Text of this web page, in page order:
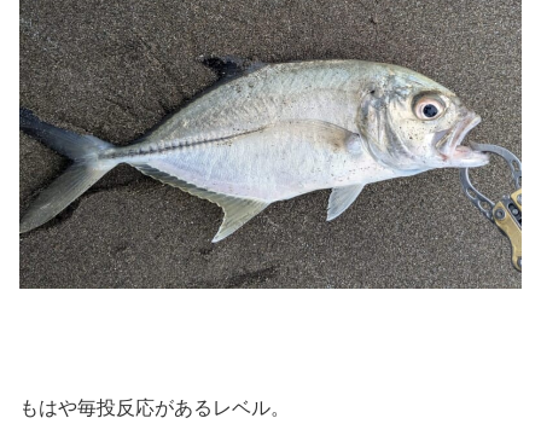
もはや毎投反応があるレベル。